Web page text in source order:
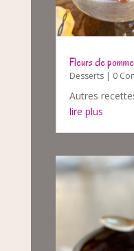
Fleurs de
Desserts| 0
Autres
lire plus